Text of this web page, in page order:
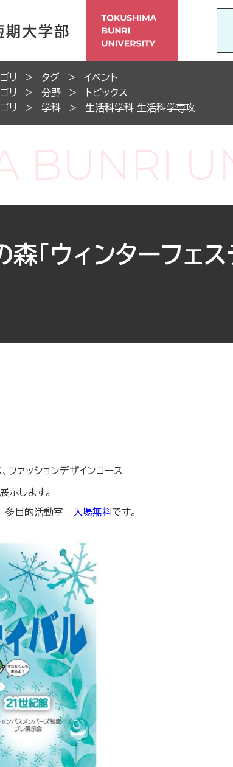
リ タグ
イベント
リ 分野
トピックス
リ 学科 生活科学科 生活科学専攻
「ウィンターフェ
ファッションデザインコース
示します。
目的活動室 入場無料です。